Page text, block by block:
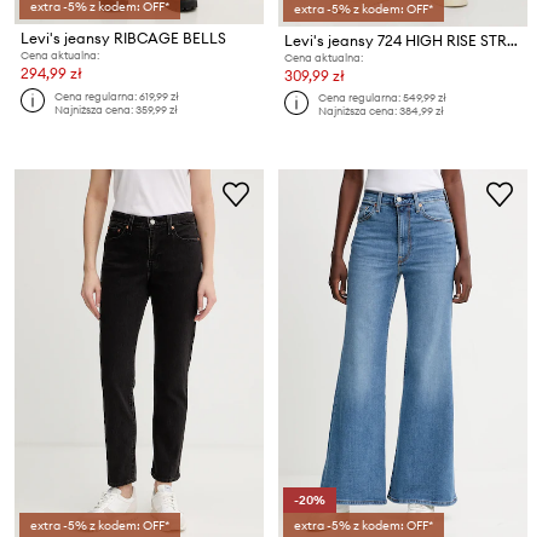
extra -5% z kodem: OFF*
Levi's jeansy RIBCAGE BELLS
Cena aktualna:
294,99 zł
Cena regularna:619,99 zł
Najniższa cena:359,99 zł
extra -5% z kodem: OFF*
Levi's jeansy 724 HIGH RISE STRAIGHT
Cena aktualna:
309,99 zł
Cena regularna:549,99 zł
Najniższa cena:384,99 zł
extra -5% z kodem: OFF*
-20%
extra -5% z kodem: OFF*